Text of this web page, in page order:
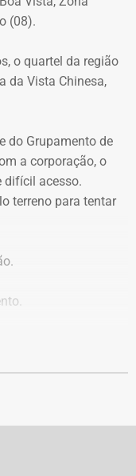
da defesa das
nove perfis;
no processo;
fossem
ainda não
fica dentro
(08).
o quartel da região
da Vista Chinesa,
do Grupamento de
a corporação, o
difícil acesso.
terreno para tentar